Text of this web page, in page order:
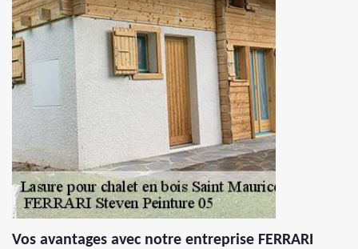
Vos avantages avec notre entreprise FERRARI